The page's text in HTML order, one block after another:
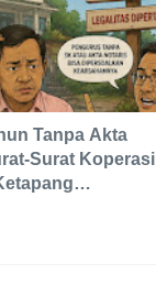
Tanpa Akta
Surat Koperasi